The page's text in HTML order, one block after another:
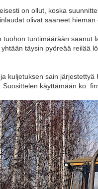
on ollut, koska
olivat saaneet hieman
tuohon tuntimäärään saanut
täysin pyöreää reilää
kuljetuksen sain
käyttämään ko.